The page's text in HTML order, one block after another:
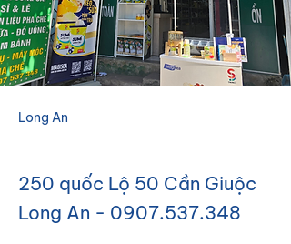
Long An
250 quốc Lộ 50 Cần Giuộc
Long An - 0907.537.348